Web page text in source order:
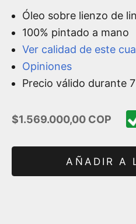
Óleo sobre lienzo de
100% pintado a mano
Ver calidad de este
Opiniones
Precio válido durante
Precio de oferta
$1.569.000,00 COP
AÑADIR A